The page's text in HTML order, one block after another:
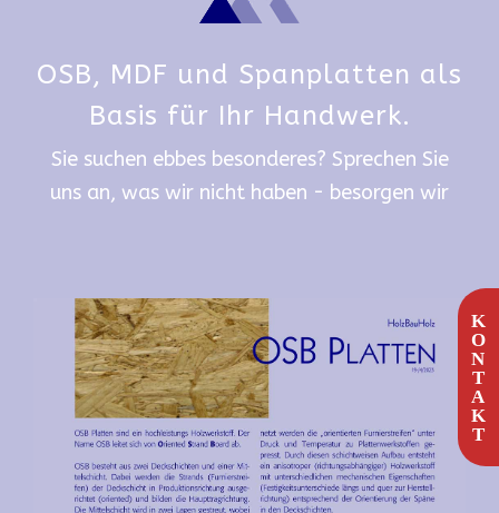
OSB, MDF und Spanplatten als
Basis für Ihr Handwerk.
Sie suchen ebbes besonderes? Sprechen Sie
uns an, was wir nicht haben - besorgen wir